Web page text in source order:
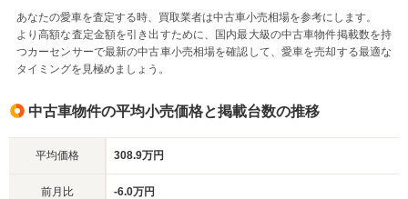
あなたの愛車を査定する時、買取業者は中古車小売相場を参考にします。
より高額な査定金額を引き出すために、国内最大級の中古車物件掲載数を持
つカーセンサーで最新の中古車小売相場を確認して、愛車を売却する最適な
タイミングを見極めましょう。
中古車物件の平均小売価格と掲載台数の推移
平均価格 308.9万円
前月比 -6.0万円